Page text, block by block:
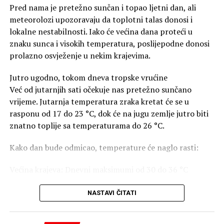
hemisfere.
Sam Indijskookeanski dipol obično izaziva manji
poremećaj. Međutim, u kombinaciji sa Super El Ninjom
može nastati znatno izraženiji lanac područja visokog i
Kako taj atmosferski talas prelazi preko Sjeverne
Amerike, pojačane putanje oluja podstiču stvaranje
područja niskog vazdušnog pritiska iznad sjevernog
Atlantika. To zatim pogoduje dotoku vazduha sa zapada
tropskih okeanskih pojava. Ipak, istraživanja pokazuju da
se tokom snažnog Super El Ninja i pozitivnog IOD-a
često razvija izraženije područje niskog vazdušnog
bitnije pridonijeti ublažavanje suše, tako da sesuša i
vrućinenastavlja i u narednih 7-10 dana.
“Trenutno, nekih naznaka zakišnije vrijemeima iza 17.
avgusta, ali to je još daleko”, objavljeno je na BHmeteo.
Srpskainfo
Pred nama je pretežno sunčan i topao ljetni dan, ali
meteorolozi upozoravaju da toplotni talas donosi i
lokalne nestabilnosti. Iako će većina dana proteći u
znaku sunca i visokih temperatura, poslijepodne donosi
prolazno osvježenje u nekim krajevima.
Jutro ugodno, tokom dneva tropske vrućine
Već od jutarnjih sati očekuje nas pretežno sunčano
vrijeme. Jutarnja temperatura zraka kretat će se u
rasponu od 17 do 23 °C, dok će na jugu zemlje jutro biti
znatno toplije sa temperaturama do 26 °C.
Kako dan bude odmicao, temperature će naglo rasti:
Jug zemlje: Izuzetno vruće sa temperaturama koje će
dostizati i 40 °C
NASTAVI ČITATI